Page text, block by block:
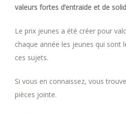
valeurs fortes d’entraide et de
Le prix jeunes a été créer pour
chaque année les jeunes qui sont
ces sujets.
Si vous en connaissez, vous
pièces jointe.